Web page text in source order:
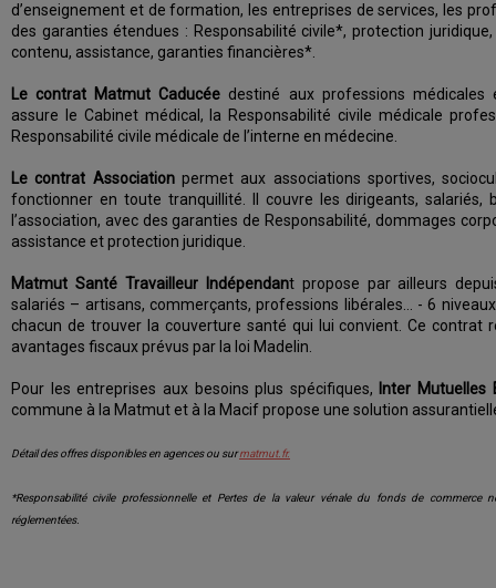
d’enseignement et de formation, les entreprises de services, les
des garanties étendues : Responsabilité civile*, protection
contenu, assistance, garanties financières*.
Le contrat Matmut Caducée destiné aux professions médicales
assure le Cabinet médical, la Responsabilité civile médicale
Responsabilité civile médicale de l’interne en médecine.
Le contrat Associationpermet aux associations sportives,
fonctionner en toute tranquillité. Il couvre les dirigeants, salariés,
l’association, avec des garanties de Responsabilité, dommages
assistance et protection juridique.
Matmut Santé Travailleur Indépendant propose par ailleurs
salariés – artisans, commerçants, professions libérales… - 6
chacun de trouver la couverture santé qui lui convient. Ce contrat
avantages fiscaux prévus par la loi Madelin.
Pour les entreprises aux besoins plus spécifiques, Inter Mutuelles
commune à la Matmut et à la Macif propose une solution
Détail des offres disponibles en agences ou surmatmut.fr.
*Responsabilité civile professionnelle et Pertes de la valeur vénale du fonds de commerce
réglementées.